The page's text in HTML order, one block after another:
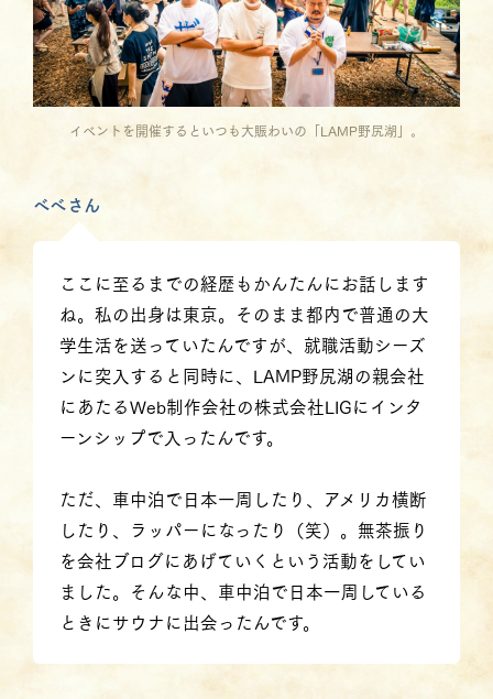
イベントを開催するといつも大賑わいの「LAMP野尻湖」。
べべさん
ここに至るまでの経歴もかんたんにお話します
ね。私の出身は東京。そのまま都内で普通の大
学生活を送っていたんですが、就職活動シーズ
ンに突入すると同時に、LAMP野尻湖の親会社
にあたるWeb制作会社の株式会社LIGにインタ
ーンシップで入ったんです。
ただ、車中泊で日本一周したり、アメリカ横断
したり、ラッパーになったり（笑）。無茶振り
を会社ブログにあげていくという活動をしてい
ました。そんな中、車中泊で日本一周している
ときにサウナに出会ったんです。